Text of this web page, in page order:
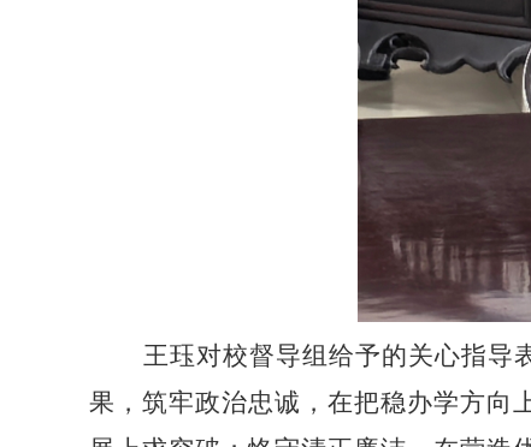
王珏对校督导组给予的关心指导
果，筑牢政治忠诚，在把稳办学方向